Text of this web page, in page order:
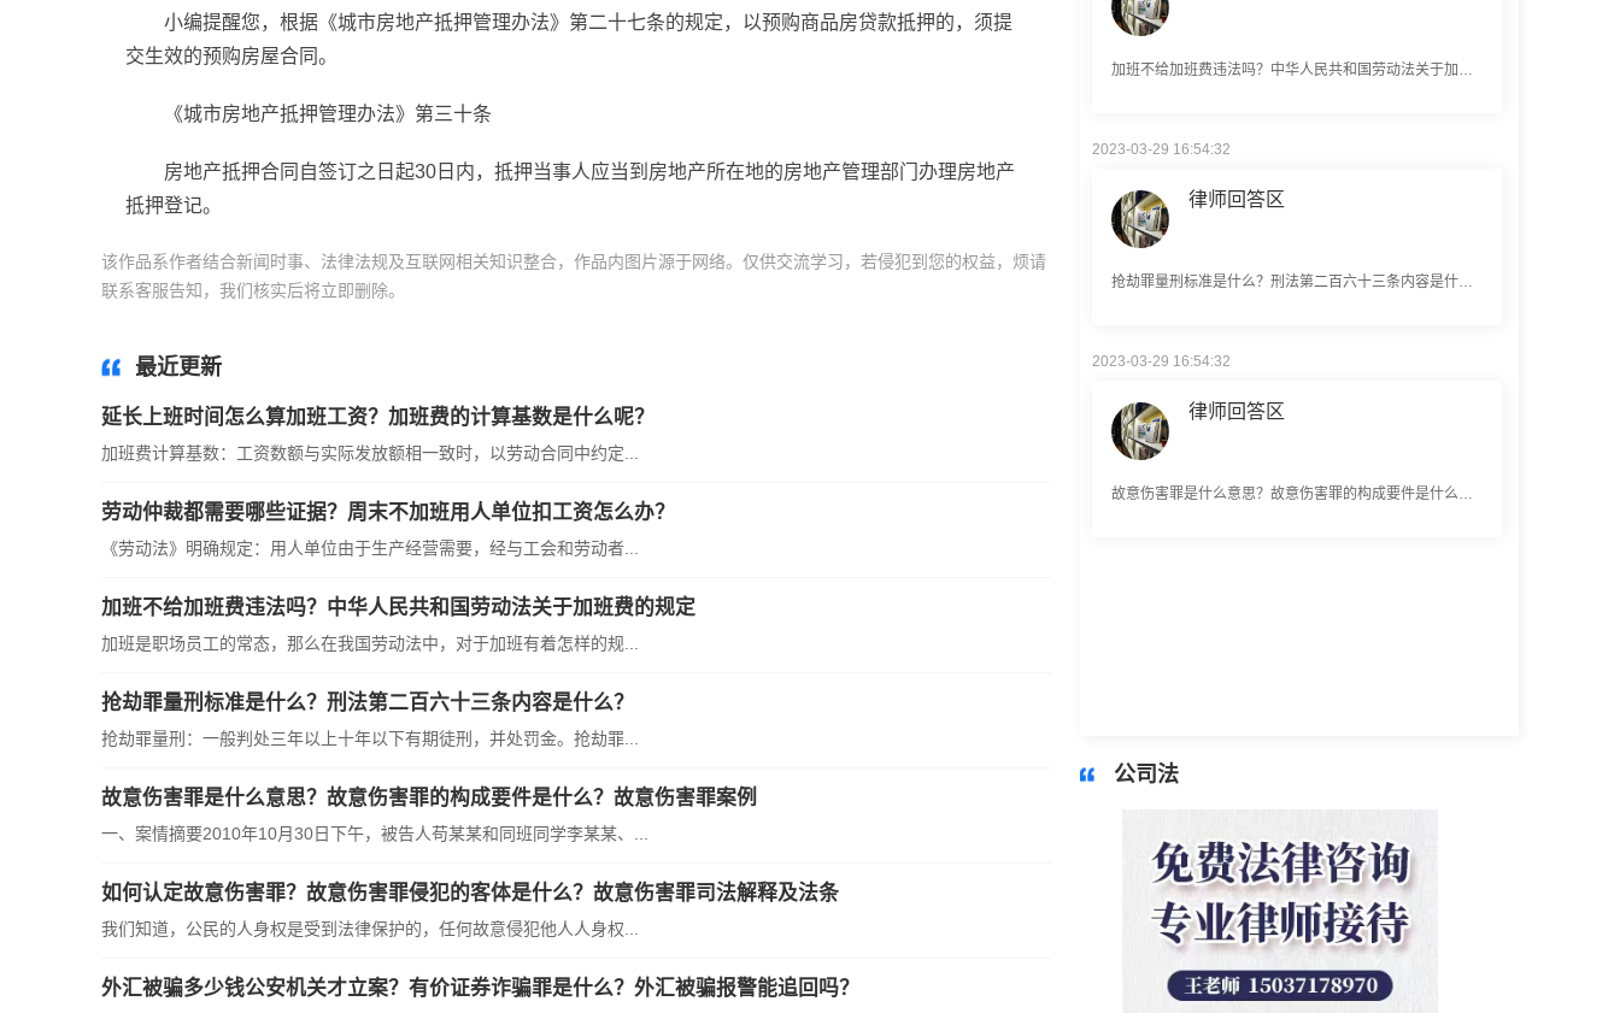
小编提醒您，根据《城市房地产抵押管理办法》第二十七条的规定，以预购商品房贷款抵押的，须提
交生效的预购房屋合同。
《城市房地产抵押管理办法》第三十条
房地产抵押合同自签订之日起30日内，抵押当事人应当到房地产所在地的房地产管理部门办理房地产
抵押登记。
该作品系作者结合新闻时事、法律法规及互联网相关知识整合，作品内图片源于网络。仅供交流学习，若侵犯到您的权益，烦请
联系客服告知，我们核实后将立即删除。
最近更新
延长上班时间怎么算加班工资？加班费的计算基数是什么呢？
加班费计算基数：工资数额与实际发放额相一致时，以劳动合同中约定...
劳动仲裁都需要哪些证据？周末不加班用人单位扣工资怎么办？
《劳动法》明确规定：用人单位由于生产经营需要，经与工会和劳动者...
加班不给加班费违法吗？中华人民共和国劳动法关于加班费的规定
加班是职场员工的常态，那么在我国劳动法中，对于加班有着怎样的规...
抢劫罪量刑标准是什么？刑法第二百六十三条内容是什么？
抢劫罪量刑：一般判处三年以上十年以下有期徒刑，并处罚金。抢劫罪...
故意伤害罪是什么意思？故意伤害罪的构成要件是什么？故意伤害罪案例
一、案情摘要2010年10月30日下午，被告人苟某某和同班同学李某某、...
如何认定故意伤害罪？故意伤害罪侵犯的客体是什么？故意伤害罪司法解释及法条
我们知道，公民的人身权是受到法律保护的，任何故意侵犯他人人身权...
外汇被骗多少钱公安机关才立案？有价证券诈骗罪是什么？外汇被骗报警能追回吗？
律师回答区
律师回答区
2023-03-29 16:54:32
律师回答区
公司法